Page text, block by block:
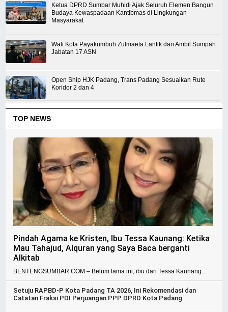
Ketua DPRD Sumbar Muhidi Ajak Seluruh Elemen Bangun
Budaya Kewaspadaan Kantibmas di Lingkungan
Masyarakat
Wali Kota Payakumbuh Zulmaeta Lantik dan Ambil Sumpah
Jabatan 17 ASN
Open Ship HJK Padang, Trans Padang Sesuaikan Rute
Koridor 2 dan 4
TOP NEWS
Pindah Agama ke Kristen, Ibu Tessa Kaunang: Ketika
Mau Tahajud, Alquran yang Saya Baca berganti
Alkitab
BENTENGSUMBAR.COM – Belum lama ini, ibu dari Tessa Kaunang...
Setuju RAPBD-P Kota Padang TA 2026, Ini Rekomendasi dan
Catatan Fraksi PDI Perjuangan PPP DPRD Kota Padang